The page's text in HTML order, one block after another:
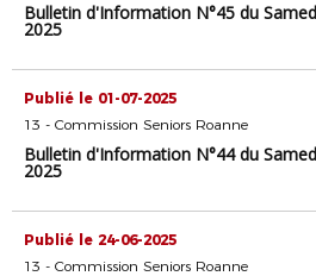
Bulletin d'Information N°45 du
2025
Publié le 01-07-2025
13 - Commission Seniors Roanne
Bulletin d'Information N°44 du
2025
Publié le 24-06-2025
13 - Commission Seniors Roanne